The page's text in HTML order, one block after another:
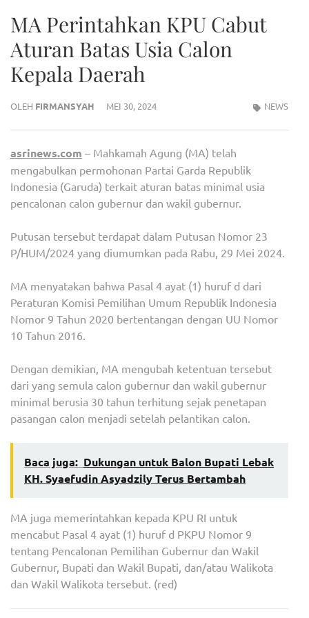
MA Perintahkan KPU Cabut
Aturan Batas Usia Calon
Kepala Daerah
OLEH FIRMANSYAH MEI 30, 2024 NEWS
asrinews.com – Mahkamah Agung (MA) telah
mengabulkan permohonan Partai Garda Republik
Indonesia (Garuda) terkait aturan batas minimal usia
pencalonan calon gubernur dan wakil gubernur.
Putusan tersebut terdapat dalam Putusan Nomor 23
P/HUM/2024 yang diumumkan pada Rabu, 29 Mei 2024.
MA menyatakan bahwa Pasal 4 ayat (1) huruf d dari
Peraturan Komisi Pemilihan Umum Republik Indonesia
Nomor 9 Tahun 2020 bertentangan dengan UU Nomor
10 Tahun 2016.
Dengan demikian, MA mengubah ketentuan tersebut
dari yang semula calon gubernur dan wakil gubernur
minimal berusia 30 tahun terhitung sejak penetapan
pasangan calon menjadi setelah pelantikan calon.
Baca juga: Dukungan untuk Balon Bupati Lebak
KH. Syaefudin Asyadzily Terus Bertambah
MA juga memerintahkan kepada KPU RI untuk
mencabut Pasal 4 ayat (1) huruf d PKPU Nomor 9
tentang Pencalonan Pemilihan Gubernur dan Wakil
Gubernur, Bupati dan Wakil Bupati, dan/atau Walikota
dan Wakil Walikota tersebut. (red)